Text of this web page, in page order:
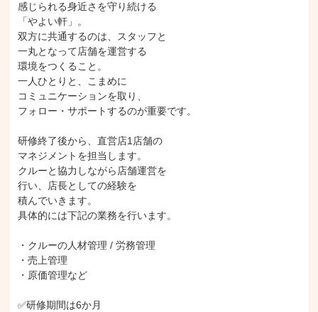
感じられる身近さを守り続ける
「やよい軒」。
双方に共通するのは、スタッフと
一丸となって店舗を運営する
環境をつくること。
一人ひとりと、こまめに
コミュニケーションを取り、
フォロー・サポートするのが重要です。
研修終了後から、直営店1店舗の
マネジメントを担当します。
クルーと協力しながら店舗運営を
行い、店長としての経験を
積んでいきます。
具体的には下記の業務を行います。
・クルーの人材管理 / 労務管理
・売上管理
・原価管理など
✅研修期間は6か月